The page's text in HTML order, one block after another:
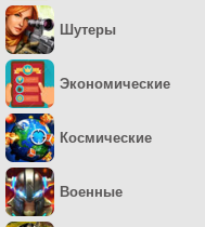
Шутеры
Экономические
Космические
Военные